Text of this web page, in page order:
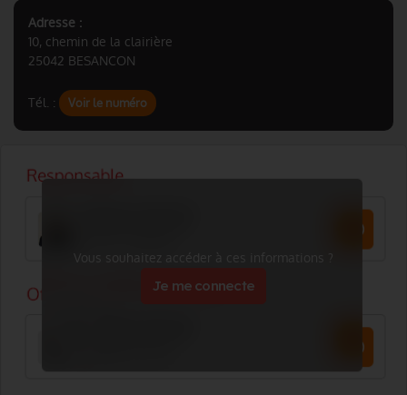
Adresse :
10, chemin de la clairière
25042 BESANCON
Tél. : Voir le numéro
Vous souhaitez accéder à ces informations ?
Je me connecte